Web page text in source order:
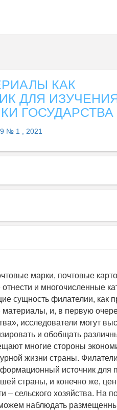
КАК
ДЛЯ
ГОСУДАРСТВА
№ 1 , 2021
марки, почтовые
и многочисленные
сущность филателии, как
материалы, и, в первую
исследователи могут
и обобщать
многие стороны
жизни страны.
источник для
страны, и конечно же,
– сельского хозяйства. На
наблюдать